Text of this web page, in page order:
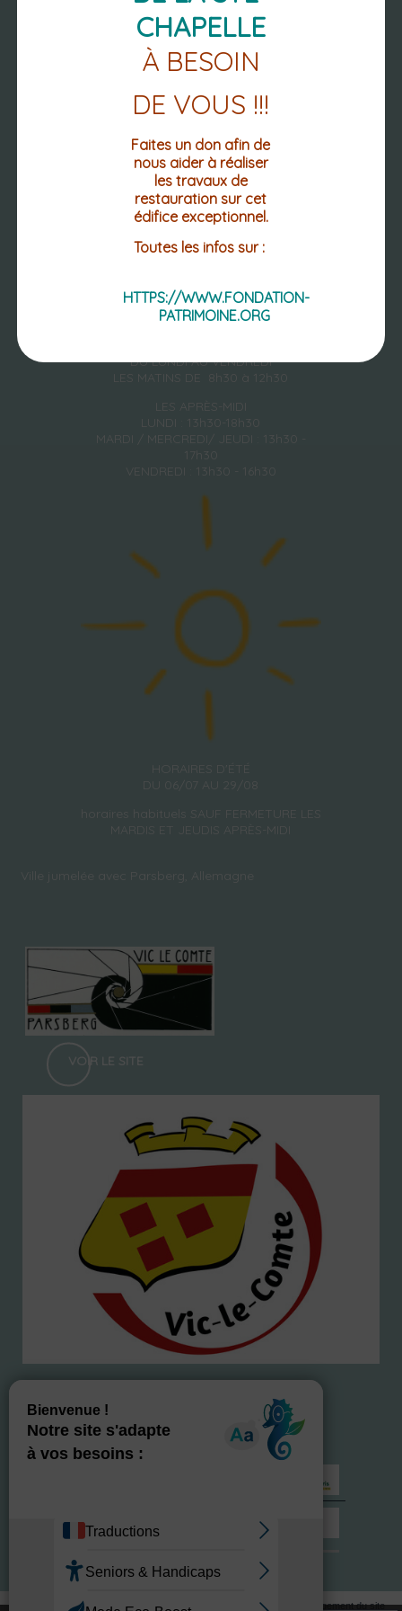
NOUS
RETROUVER
PLACE DE L'HOTEL DE VILLE
CS 10028
63 270 VIC-LE-COMTE
04 73 69 02 12
Mentions légales
DU LUNDI AU VENDREDI
LES MATINS DE 8h30 à 12h30
LES APRÈS-MIDI
LUNDI : 13h30-18h30
MARDI / MERCREDI/ JEUDI : 13h30 -
17h30
VENDREDI : 13h30 - 16h30
HORAIRES D'ÉTÉ
DU 06/07 AU 29/08
horaires habituels SAUF FERMETURE LES
MARDIS ET JEUDIS APRÈS-MIDI
Ville jumelée avec Parsberg, Allemagne
VOIR LE SITE
NOS LABELS
Site commercialisé par Centre France Solution Pro
Création et hébergement du site
CHAPELLE
À BESOIN
DE VOUS !!!
Faites un don afin de
nous aider à réaliser
les travaux de
restauration sur cet
édifice exceptionnel.
Toutes les infos sur :
HTTPS://WWW.FONDATION-
PATRIMOINE.ORG